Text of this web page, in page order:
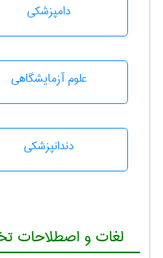
دامپزشكی
علوم آزمايشگاهی
دندانپزشكی
لغات و اصطلاحات